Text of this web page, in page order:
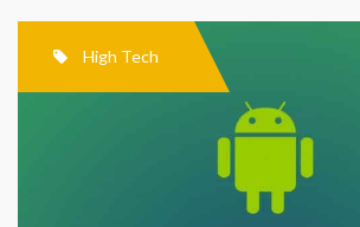
High Tech